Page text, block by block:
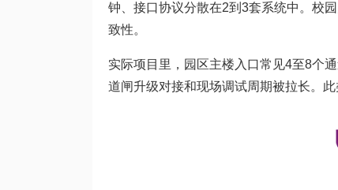
钟、接口协议分散在2到3套系统中。校
致性。
实际项目里，园区主楼入口常见4至8个
道闸升级对接和现场调试周期被拉长。此